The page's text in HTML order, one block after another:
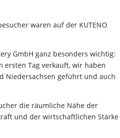
waren auf der KUTENO
GmbH ganz besonders wichtig:
ersten Tag verkauft, wir haben
Niedersachsen geführt und auch
die räumliche Nähe der
und der wirtschaftlichen Stärke